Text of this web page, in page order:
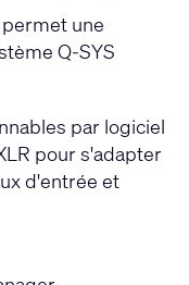
une
Q-SYS
par logiciel
pour s'adapter
d'entrée et